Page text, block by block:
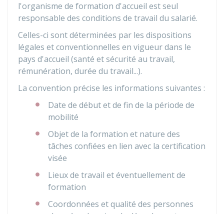
l'organisme de formation d'accueil est seul
responsable des conditions de travail du salarié.
Celles-ci sont déterminées par les dispositions
légales et conventionnelles en vigueur dans le
pays d'accueil (santé et sécurité au travail,
rémunération, durée du travail...).
La convention précise les informations suivantes :
Date de début et de fin de la période de
mobilité
Objet de la formation et nature des
tâches confiées en lien avec la certification
visée
Lieux de travail et éventuellement de
formation
Coordonnées et qualité des personnes